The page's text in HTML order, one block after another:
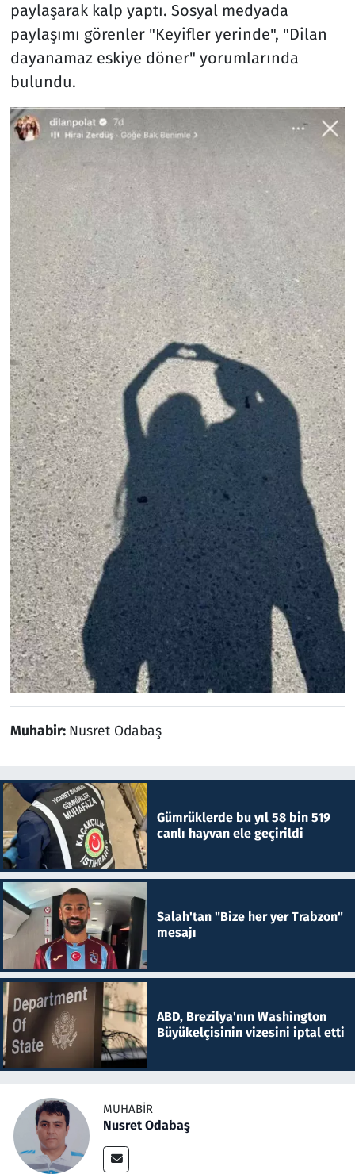
paylaşarak kalp yaptı. Sosyal medyada
paylaşımı görenler "Keyifler yerinde", "Dilan
dayanamaz eskiye döner" yorumlarında
bulundu.
Muhabir: Nusret Odabaş
Gümrüklerde bu yıl 58 bin 519
canlı hayvan ele geçirildi
Salah'tan "Bize her yer Trabzon"
mesajı
ABD, Brezilya'nın Washington
Büyükelçisinin vizesini iptal etti
MUHABIR
Nusret Odabaş